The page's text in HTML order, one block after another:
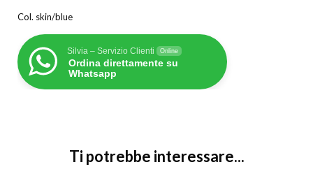
Col. skin/blue
Silvia – Servizio Clienti Online
Ordina direttamente su
Whatsapp
Ti potrebbe interessare...